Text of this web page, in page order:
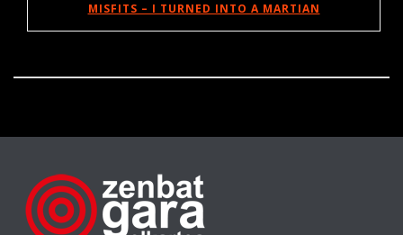
MISFITS – I TURNED INTO A MARTIAN